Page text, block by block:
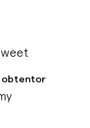
obtentor